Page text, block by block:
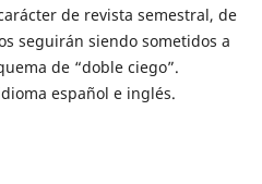
de revista semestral, de
seguirán siendo sometidos a
de “doble ciego”.
español e inglés.